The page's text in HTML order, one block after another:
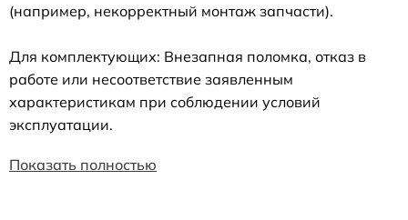
(например, некорректный монтаж запчасти).
Для комплектующих: Внезапная поломка, отказ в
работе или несоответствие заявленным
характеристикам при соблюдении условий
эксплуатации.
Показать полностью